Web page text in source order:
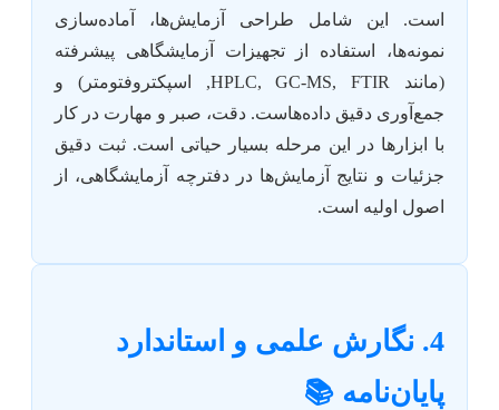
است. این شامل طراحی آزمایش‌ها، آماده‌سازی
نمونه‌ها، استفاده از تجهیزات آزمایشگاهی پیشرفته
(مانند HPLC, GC-MS, FTIR, اسپکتروفتومتر) و
جمع‌آوری دقیق داده‌هاست. دقت، صبر و مهارت در کار
با ابزارها در این مرحله بسیار حیاتی است. ثبت دقیق
جزئیات و نتایج آزمایش‌ها در دفترچه آزمایشگاهی، از
اصول اولیه است.
4. نگارش علمی و استاندارد
پایان‌نامه 📚